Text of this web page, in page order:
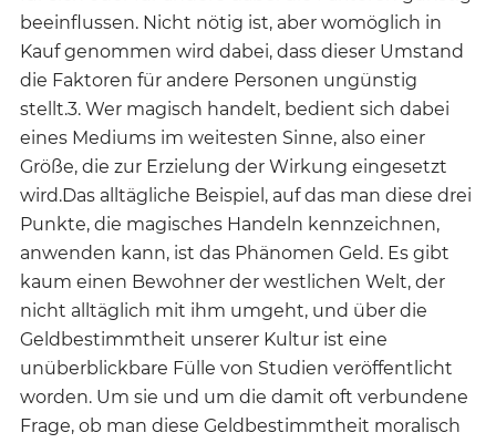
beeinflussen. Nicht nötig ist, aber womöglich in
Kauf genommen wird dabei, dass dieser Umstand
die Faktoren für andere Personen ungünstig
stellt.3. Wer magisch handelt, bedient sich dabei
eines Mediums im weitesten Sinne, also einer
Größe, die zur Erzielung der Wirkung eingesetzt
wird.Das alltägliche Beispiel, auf das man diese drei
Punkte, die magisches Handeln kennzeichnen,
anwenden kann, ist das Phänomen Geld. Es gibt
kaum einen Bewohner der westlichen Welt, der
nicht alltäglich mit ihm umgeht, und über die
Geldbestimmtheit unserer Kultur ist eine
unüberblickbare Fülle von Studien veröffentlicht
worden. Um sie und um die damit oft verbundene
Frage, ob man diese Geldbestimmtheit moralisch